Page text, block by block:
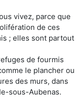
vivez, parce que
de ces
; elles sont partout
de fourmis
le plancher ou
des murs, dans
sous-Aubenas.